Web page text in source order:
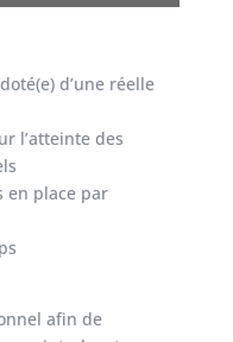
d’une réelle
l’atteinte des
en place par
afin de